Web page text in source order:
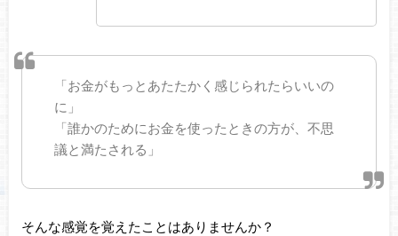
「お金がもっとあたたかく感じられたらいいの
に」
「誰かのためにお金を使ったときの方が、不思
議と満たされる」
そんな感覚を覚えたことはありませんか？